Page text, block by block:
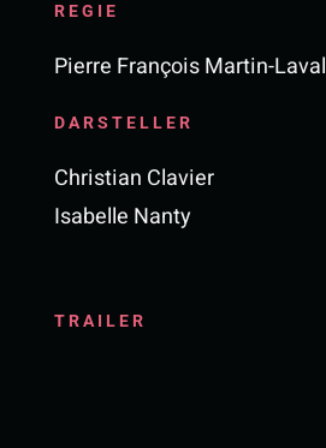
REGIE
Pierre François Martin-Laval
DARSTELLER
Christian Clavier
Isabelle Nanty
TRAILER